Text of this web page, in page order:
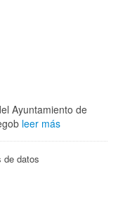
Ayuntamiento de
leer más
de datos